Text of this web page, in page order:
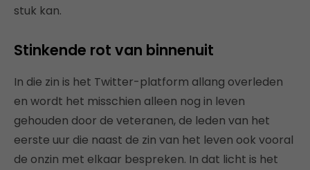
stuk kan.
Stinkende rot van binnenuit
In die zin is het Twitter-platform allang overleden
en wordt het misschien alleen nog in leven
gehouden door de veteranen, de leden van het
eerste uur die naast de zin van het leven ook vooral
de onzin met elkaar bespreken. In dat licht is het